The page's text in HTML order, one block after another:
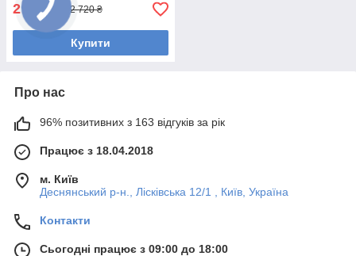
2 305₴ 2 720 ₴
Купити
Про нас
96% позитивних з 163 відгуків за рік
Працює з 18.04.2018
м. Київ
Деснянський р-н., Лісківська 12/1 , Київ, Україна
Контакти
Сьогодні працює з 09:00 до 18:00